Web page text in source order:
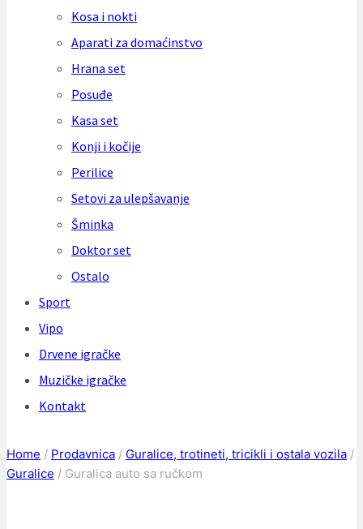
Kosa i nokti
Aparati za domaćinstvo
Hrana set
Posuđe
Kasa set
Konji i kočije
Perilice
Setovi za ulepšavanje
Šminka
Doktor set
Ostalo
Sport
Vipo
Drvene igračke
Muzičke igračke
Kontakt
Home / Prodavnica / Guralice, trotineti, tricikli i ostala vozila /
Guralice / Guralica auto sa ručkom